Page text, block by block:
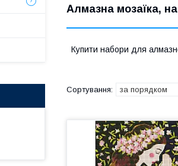
Алмазна мозаїка,
Купити набори для